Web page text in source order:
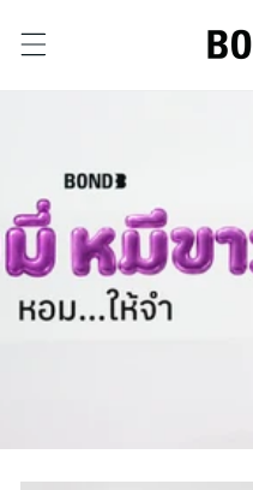
ยัง
เนื้อหา